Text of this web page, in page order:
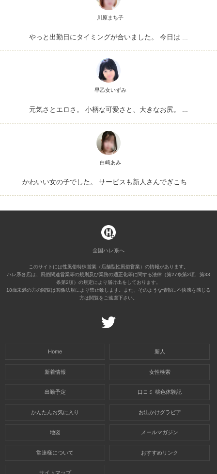
川原まち子
やっと出勤日にタイミングが合いました。 今日は ...
早乙女いずみ
元気さとエロさ。 小柄な可愛さと、大きなお尻。 ...
白崎あみ
かわいい女の子でした。 サービスも新人さんでぎこち ...
全国ハレ系へ
このサイトには性風俗特殊営業（店舗型性風俗営業）の情報があります。
ハレ系各店は、風俗関連営業等の規則及び業務の適正化等に関する法律（第27条第2項、第33
条第2項）の規定により届け出をしております。
18歳未満の方の閲覧は関係法規により禁止致します。また、そのような情報に不快感を感じる
方は閲覧をご遠慮下さい。
Home 新人
新着情報 女性検索
出勤予定 口コミ 桃色体験記
かんたんお気に入り お出かけグラビア
地図 メールマガジン
常連様について おすすめリンク
サイトマップ